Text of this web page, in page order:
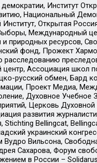
Институт
Национальный
Открытая
Международный
ресурсов,
фонд, Прожект
расследованию
Ассоциация школ
русский обмен, Бард
Проект Медиа,
Духовное
Церковь
развития
Bellingcat,
украинский
Вильсона,
Сахарова, Форум
в России –